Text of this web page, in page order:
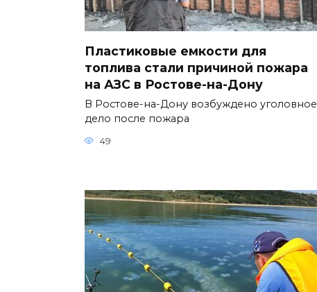
Пластиковые емкости для
топлива стали причиной пожара
на АЗС в Ростове-на-Дону
В Ростове-на-Дону возбуждено уголовное
дело после пожара
49